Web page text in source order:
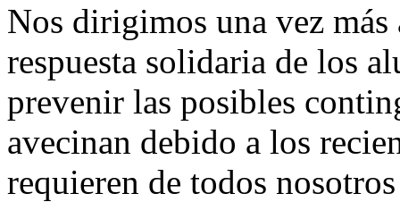
Nos dirigimos una vez
respuesta solidaria de los
prevenir las posibles
avecinan debido a los
requieren de todos